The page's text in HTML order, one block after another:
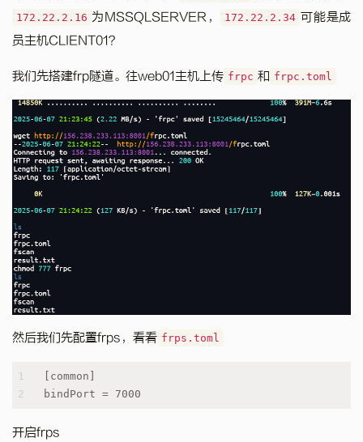
172.22.2.16 为MSSQLSERVER， 172.22.2.34 可能是成
员主机CLIENT01？
我们先搭建frp隧道。往web01主机上传 frpc 和 frpc.toml
然后我们先配置frps，看看 frps.toml
1
2
[common]
bindPort = 7000
开启frps